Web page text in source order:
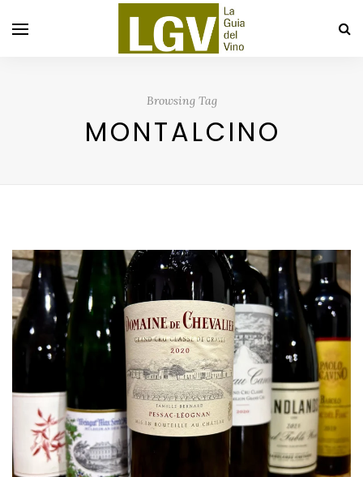
Browsing Tag
MONTALCINO